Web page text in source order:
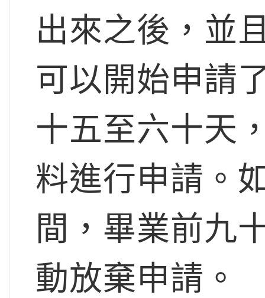
出來之後，並
可以開始申請
十五至六十天
料進行申請。
間，畢業前九
動放棄申請。